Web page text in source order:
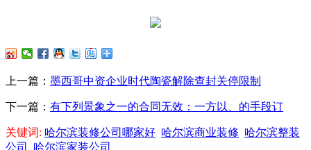
上一篇： 墨西哥中资企业时代陶瓷解除查封关停限制
下一篇： 有下列景象之一的合同无效：一方以、的手段订
关键词: 哈尔滨装修公司哪家好 哈尔滨商业装修 哈尔滨整装
公司
哈尔滨家装公司